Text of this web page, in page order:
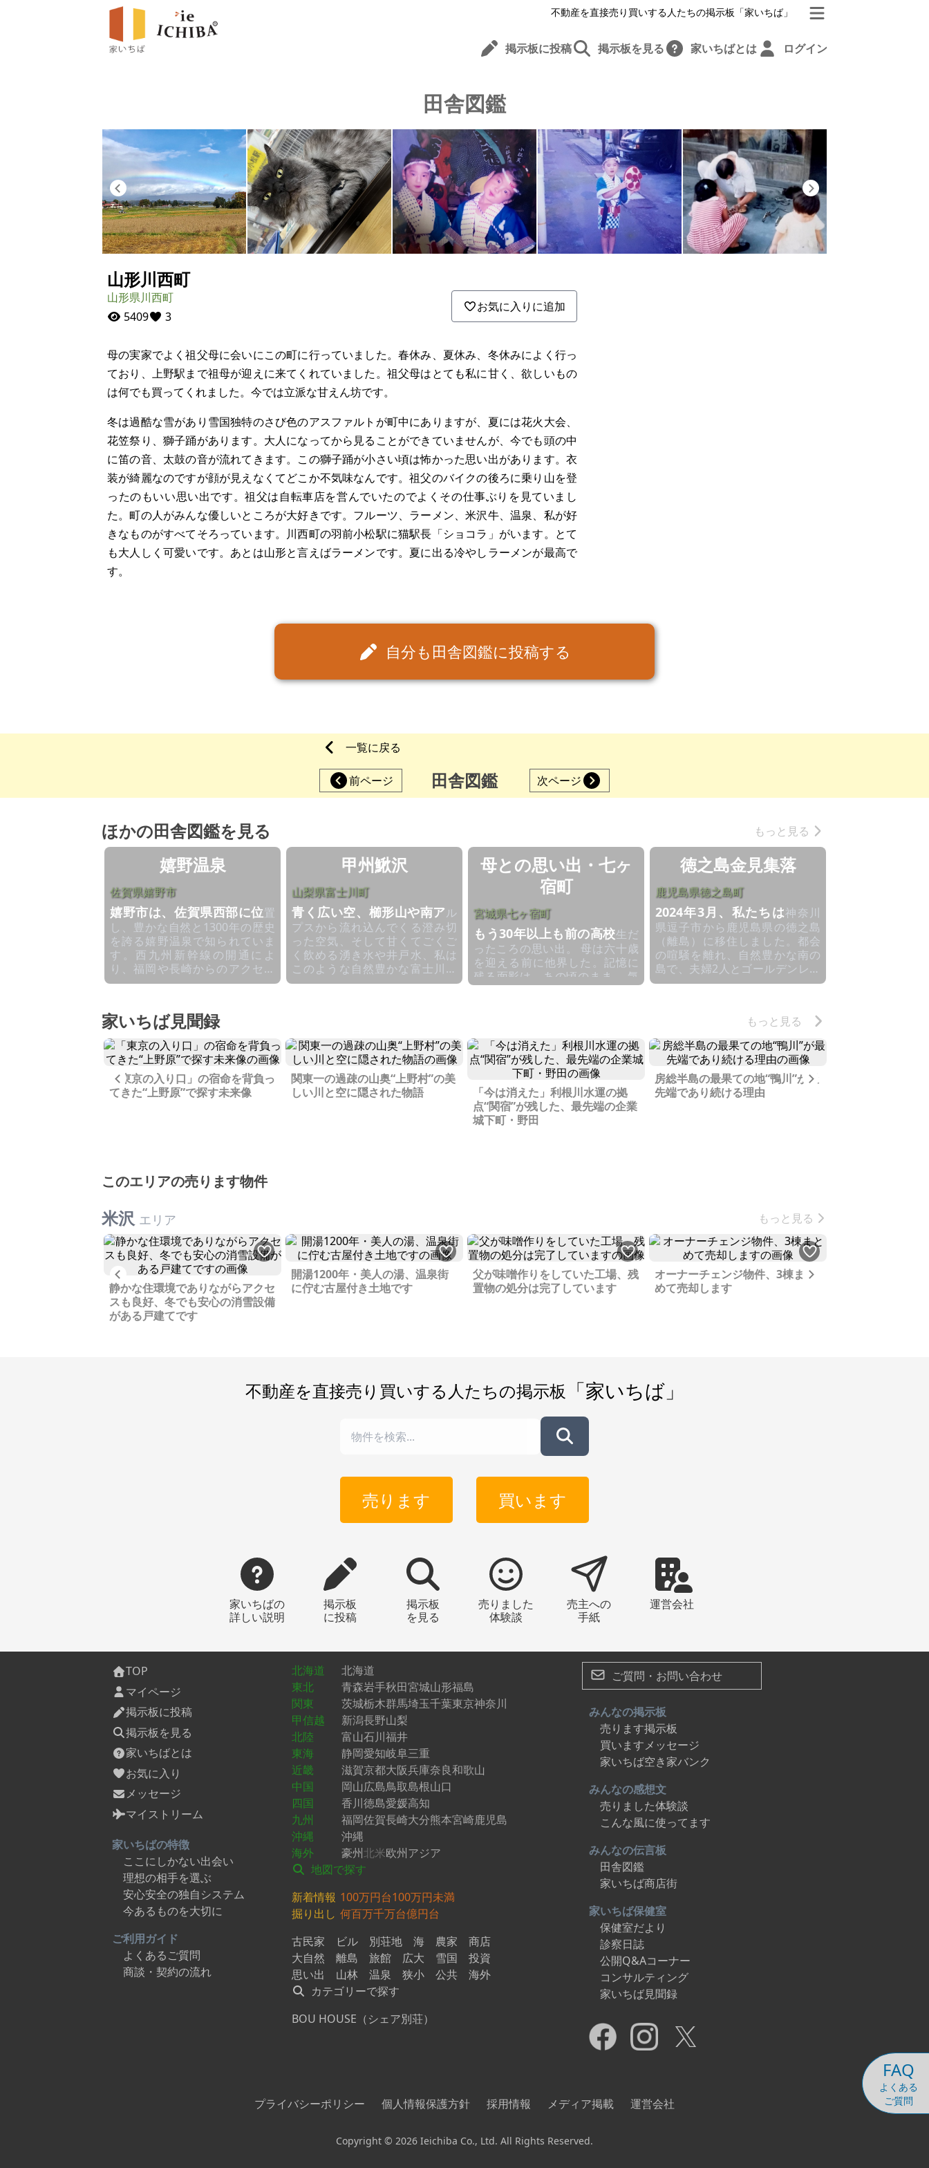
不動産を直接売り買いする人たちの掲示板「家いちば」
掲示板に投稿 掲示板を見る 家いちばとは ログイン
田舎図鑑
Previous Next
山形川西町
山形県川西町
5409
3
お気に入りに追加
母の実家でよく祖父母に会いにこの町に行っていました。春休み、夏休み、冬休みによく行っ
ており、上野駅まで祖母が迎えに来てくれていました。祖父母はとても私に甘く、欲しいもの
は何でも買ってくれました。今では立派な甘えん坊です。
冬は過酷な雪があり雪国独特のさび色のアスファルトが町中にありますが、夏には花火大会、
花笠祭り、獅子踊があります。大人になってから見ることができていませんが、今でも頭の中
に笛の音、太鼓の音が流れてきます。この獅子踊が小さい頃は怖かった思い出があります。衣
装が綺麗なのですが顔が見えなくてどこか不気味なんです。祖父のバイクの後ろに乗り山を登
ったのもいい思い出です。祖父は自転車店を営んでいたのでよくその仕事ぶりを見ていまし
た。町の人がみんな優しいところが大好きです。フルーツ、ラーメン、米沢牛、温泉、私が好
きなものがすべてそろっています。川西町の羽前小松駅に猫駅長「ショコラ」がいます。とて
も大人しく可愛いです。あとは山形と言えばラーメンです。夏に出る冷やしラーメンが最高で
す。
自分も田舎図鑑に投稿する
一覧に戻る
前ページ 田舎図鑑 次ページ
ほかの田舎図鑑を見る もっと見る
嬉野温泉
佐賀県嬉野市
嬉野市は、佐賀県西部に位置
し、豊かな自然と1300年の歴史
を誇る嬉野温泉で知られていま
す。西九州新幹線の開通によ
り、福岡や長崎からのアクセス
も格段に向上しました。嬉野で
温泉は、島根県の斐乃上温泉、
栃木県の喜連川温泉と並んで
『日本三大美肌の湯』として知
られており、日々の疲れを癒す
ことができます。 温泉街には、
様々な旅館やホテルがあり、湯
巡りを楽しむことができます。
としても有名です。 「チャオシ
ル」では、目の前に広がるお茶
茶コーナーがあり、嬉野茶を味
わうこともできます。 古民家カ
フェでくつろぐ、「D-COFFEE」
は、築100年以上の古民家を改装
したカフェです。 千葉県から移
住した夫婦が経営しており、自
家焙煎コーヒーやアレンジコー
ヒーを楽しむことができます。
としても注目されています。 温
泉旅館である「和多屋別荘」で
第3子以降無料など、手厚い支援
制度が用意されています。 ま
た、待機児童もありません。 移
住者へのサポートとして、嬉野
市では、移住希望者向けに様々
り、3泊4日から移住体験をする
ことができます。「住む塩田
津」では、お試しサテライトオ
フィスを利用することができま
す。嬉野市には9種類の移住応援
金があり、移住者の方の状況に
合わせて利用することができま
す。空き家バンクでは、すぐに
住める家から、改修が必要な家
まで、様々な物件が登録されて
います。 空き家バンク利用促進
クセスの良さとしまして、西九
州新幹線の開通により、嬉野市
は、九州各地からのアクセスが
格段に向上しました。福岡市ま
で、JR博多駅から西九州新幹線を
利用すれば約1時間です。長崎市
を利用すれば約25分です。武雄
温泉駅まで、JR武雄温泉駅から嬉
野温泉駅までは、西九州新幹線
で約7分豊かな自然と、 温かい
甲州鰍沢
山梨県富士川町
青く広い空、櫛形山や南アル
プスから流れ込んでくる澄み切
った空気、そして甘くてごくご
く飲める湧き水や井戸水、私は
このような自然豊かな富士川町
（旧鰍沢町）でのびのびと育ち
には今でも同級生のお友達の田
んぼがあり、湧き水がこんこん
と湧き出ています。当時はお腹
がすいたら桑の実を採っては湧
き水で洗い、お友達と楽しく食
士川を中心に、富士川舟運とい
う舟によってとても栄えた要所
でした。車社会となってから
は、だんだんと町の賑わいも少
なくなってしまいましたが、今
毎年観光バスが列をなします。
子供の頃、親戚と行った夜桜の
舞い落ちました。幼いながらも
思い出し、懐かしさを感じま
経ち、合併から町の様子もだい
ぶ変わりました。道の駅「富士
年隣町で開催される神明の花火
大会は県下一大きい花火大会な
のですが、富士川町内や道の駅
も大変活気づきます。道の駅の
芝生広場に寝そべりながら、夜
なひとときです。 最近では、テ
レビやネットニュースなどで町
への移住者の話題も目にしま
す。私も人生の折り返し地点で
す。あ～、また早くおいしい空
気と水が飲みたいです。青く広
い空を見上げ、夜には窓から月
を眺めながら眠りにつきたいで
す。何か少しでも恩返しができ
ればと、色々と思ったり考えた
りする日々はこれからも続いて
いきます。
母との思い出・七ヶ
宿町
宮城県七ヶ宿町
もう30年以上も前の高校生だ
ったころの思い出。 母は六十歳
を迎える前に他界した。記憶に
残る面影は、あの頃のまま。 気
づけば、いつの間にか自分がそ
で芋煮をした。 母は車で私たち
と食材、鍋を川辺まで運び、近
くの親戚の家へ向かった。 なか
なか火を起こせず困っている私
たちを、気が付いたら母が助け
に来てくれた。 川辺にある木の
皮や小枝を集め、あっという間
時間は、古い映画のワンシーン
のように懐かしい。時は流れ、
七ヶ宿町には「BOOK＆CAFE
こ・らっしぇ」というカフェと
図書コーナーを兼ねた建物がで
代には参勤交代の大名が宿泊し
た宿も残る町。時代とともに人
の流れは変わっても、自然の美
しさと人の温かさは変わらな
な姿になっているのだろう。 私
の中の七ヶ宿町は、母との思い
なり、一生忘れることはない。
いてびっくりすること。
徳之島金見集落
鹿児島県徳之島町
2024年3月、私たちは神奈川
県逗子市から鹿児島県の徳之島
（離島）に移住しました。都会
の喧騒を離れ、自然豊かな南の
島で、夫婦2人とゴールデンレト
リーバーの愛犬と共に、新たな
に訪れた奄美大島・加計呂麻
島・徳之島への旅行でした。リ
モートワークの仕事ということ
もあり、以前から移住を検討し
ていた私たちにとって、この旅
行はまさに運命の出会いとなり
店「とうぐら」でランチを食べ
た時、窓から望む景色に心を奪
われました。美しいビーチだけ
でなく、山や大きな岩が織りな
す幻想的な風景は、力強さと優
しさを感じさせてくれました。
した。そして何より、島の人々
の温かい人柄に惹かれました。
したが希望していた金見集落の
空き家は見つかりませんでし
た。そこで、NPO法人「あまみ
空き家ラボ」の協力を得て、空
介していただき、その中で金見
集落にある一軒の古民家に心を
奪われました。築60年以上の古
りとした美しい構造と、海を一
望できるロケーションに惚れま
した。 ＜島暮らしの喜び＞ 移住
して約2ヶ月が経ちますが、想像
していた島暮らしとのギャップ
はほとんどありません。むし
ろ、島の人々の優しさに触れな
がら、徒歩2分の素敵なビーチで
妻と愛犬と散歩する毎日が、想
之島の魅力＞ 徳之島は、東京や
セスが不便な場所にあります。
の一つです。10月に訪れた時に
見つけた「与名間ビーチ」や
「手々浜海浜公園（キャンプが
ットもたくさんあります。コン
ビニ、スーパー、ホームセンタ
ーもあり、2024年12月には道の
が、その物足りなさが「徳之
島」の魅力だと私は感じていま
ないサーフスポットがいくつか
家いちば見聞録 もっと見る
Previous
「東京の入り口」の宿命を背負っ
てきた“上野原”で探す未来像
関東一の過疎の山奥“上野村”の美
しい川と空に隠された物語
「今は消えた」利根川水運の拠
点“関宿”が残した、最先端の企業
城下町・野田
房総半島の最果ての地“鴨川”が最
先端であり続ける理由
このエリアの売ります物件
米沢 エリア もっと見る
Previous
静かな住環境でありながらアクセ
スも良好、冬でも安心の消雪設備
がある戸建てです
開湯1200年・美人の湯、温泉街
に佇む古屋付き土地です
父が味噌作りをしていた工場、残
置物の処分は完了しています
オーナーチェンジ物件、3棟まと
めて売却します
FAQ
よくある
ご質問
不動産を直接売り買いする人たちの掲示板 「家いちば」
売ります 買います
家いちばの
詳しい説明
掲示板
に投稿
掲示板
を見る
売りました
体験談
売主への
手紙
運営会社
TOP
マイページ
掲示板に投稿
掲示板を見る
家いちばとは
お気に入り
メッセージ
マイストリーム
家いちばの特徴
ここにしかない出会い
理想の相手を選ぶ
安心安全の独自システム
今あるものを大切に
ご利用ガイド
よくあるご質問
商談・契約の流れ
北海道
北海道
東北
青森岩手秋田宮城山形福島
関東
茨城栃木群馬埼玉千葉東京神奈川
甲信越
新潟長野山梨
北陸
富山石川福井
東海
静岡愛知岐阜三重
近畿
滋賀京都大阪兵庫奈良和歌山
中国
岡山広島鳥取島根山口
四国
香川徳島愛媛高知
九州
福岡佐賀長崎大分熊本宮崎鹿児島
沖縄
沖縄
海外
豪州北米欧州アジア
地図で探す
新着情報 100万円台100万円未満
掘り出し 何百万千万台億円台
古民家
ビル 別荘地 海 農家
商店
大自然
離島 旅館 広大 雪国
投資
思い出
山林 温泉 狭小 公共
海外
カテゴリーで探す
BOU HOUSE（シェア別荘）
ご質問・お問い合わせ
みんなの掲示板
売ります掲示板
買いますメッセージ
家いちば空き家バンク
みんなの感想文
売りました体験談
こんな風に使ってます
みんなの伝言板
田舎図鑑
家いちば商店街
家いちば保健室
保健室だより
診察日誌
公開Q&Aコーナー
コンサルティング
家いちば見聞録
プライバシーポリシー 個人情報保護方針 採用情報 メディア掲載 運営会社
Copyright © 2026 Ieichiba Co., Ltd. All Rights Reserved.